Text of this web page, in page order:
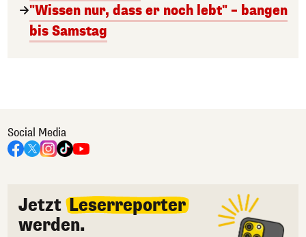
"Wissen nur, dass er noch lebt" – bangen
bis Samstag
Social Media
Jetzt Leserreporter
werden.